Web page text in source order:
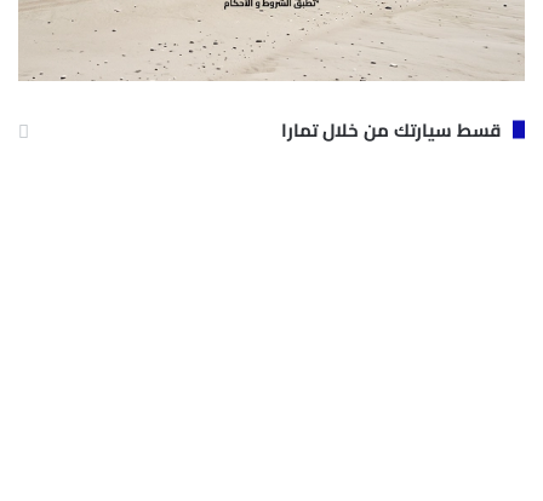
قسط سيارتك من خلال تمارا